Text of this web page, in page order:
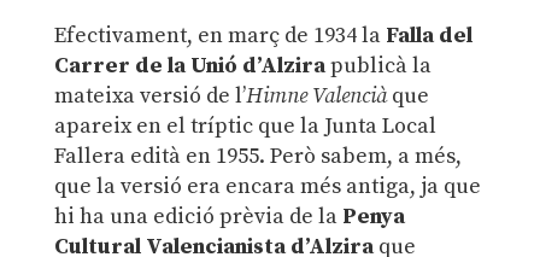
Efectivament, en març de 1934 la Falla del
Carrer de la Unió d’Alzirapublicà la
mateixa versió de l’Himne Valenciàque
apareix en el tríptic que la Junta Local
Fallera edità en 1955. Però sabem, a més,
que la versió era encara més antiga, ja que
hi ha una edició prèvia de la Penya
Cultural Valencianista d’Alziraque